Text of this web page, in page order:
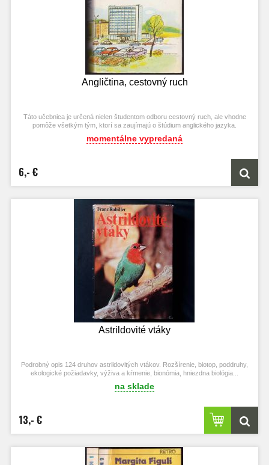
Angličtina, cestovný ruch
Táto učebnica je určená nielen študentom odboru cestovný ruch, ale vhodne
pomôže všetkým tým, ktorí sa zaujímajú o štúdium anglického jazyka.
momentálne vypredaná
6,- €
Astrildovité vtáky
Podrobný opis 124 druhov astrildovitých vtákov. Rozšírenie, biotop, poddruhy,
ekologické požiadavky, výživa a kŕmenie, bionómia, hniezdna biológia...
na sklade
13,- €